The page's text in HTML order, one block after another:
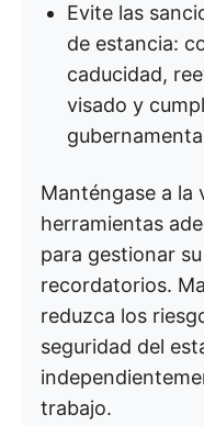
Evite las
de estancia:
caducidad,
visado y
Manténgase a la
herramientas
para gestionar
recordatorios.
reduzca los
seguridad del
trabajo.